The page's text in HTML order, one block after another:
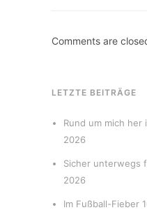
Comments are
LETZTE BEITRÄGE
Rund um mich her
2026
Sicher unterwegs
2026
Im Fußball-Fieber